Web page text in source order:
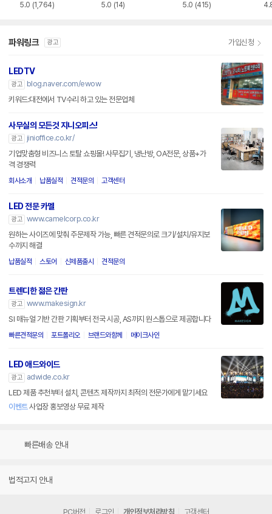
5.0 (1,764) 5.0 (14) 5.0 (415)
파워링크 광고 가입신청
LEDTV
광고
blog.naver.com/ewow
키워드:대전에서 TV수리 하고 있는 전문업체
사무실의 모든것 지니오피스!
광고
jinioffice.co.kr/
기업맞춤형 비즈니스 토탈 쇼핑몰! 사무집기, 냉난방, OA전문, 상품+가
격 경쟁력
회사소개 납품실적 견적문의 고객센터
LED 전문 카멜
광고 www.camelcorp.co.kr
원하는 사이즈에 맞춰 주문제작 가능, 빠른 견적문의로 크기/설치/유지보
수까지 해결
납품실적 스토어 신제품출시 견적문의
트렌디한 젊은 간판
광고 www.makesign.kr
SI 매뉴얼 기반 간판 기획부터 전국 시공, AS까지 원스톱으로 제공합니다
빠른견적문의 포트폴리오 브랜드와함께 메이크사인
LED 애드와이드
광고
adwide.co.kr
LED 제품 추천부터 설치, 콘텐츠 제작까지 최적의 전문가에게 맡기세요
이벤트사업장 홍보영상 무료 제작
빠른배송 안내
법적고지 안내
PC버전 로그인 개인정보처리방침 고객센터